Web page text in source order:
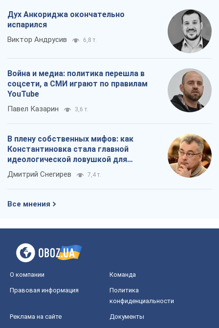
Дух Анкориджа окончательно
испарился
Виктор Андрусив 6,8 т.
Война и медиа: политика перешла в
соцсети, а СМИ играют по правилам
YouTube
Павел Казарин 3,6 т.
В плену собственных мифов: как
Константиновка стала главной
идеологической ловушкой для
российских оккупантов
Дмитрий Снегирев 7,4 т.
Все мнения
О компании Команда
Правовая информация
Политика
конфиденциальности
Реклама на сайте Документы